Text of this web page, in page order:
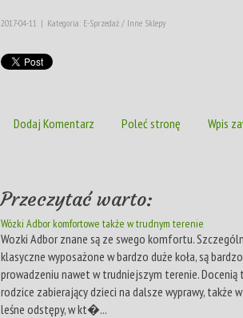
2017-04-11 | Kategoria: E-Sprzedaż / Inne Sklepy
Dodaj Komentarz Poleć stronę Wpis
Przeczytać warto:
Wózki Adbor komfortowe także w trudnym terenie
Wozki Adbor znane są ze swego komfortu.
klasyczne wyposażone w bardzo duże koła, są
prowadzeniu nawet w trudniejszym terenie. Docenią
rodzice zabierający dzieci na dalsze wyprawy, także
leśne odstępy, w kt�...